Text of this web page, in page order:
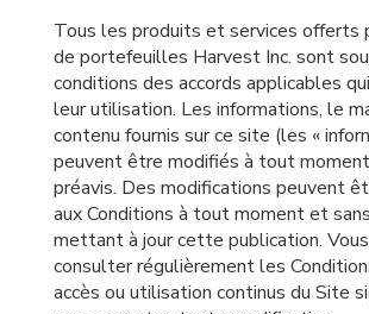
Tous les produits et services offerts
de portefeuilles Harvest Inc. sont
conditions des accords applicables
leur utilisation. Les informations, le
contenu fournis sur ce site (les «
peuvent être modifiés à tout
préavis. Des modifications peuvent
aux Conditions à tout moment et
mettant à jour cette publication.
consulter régulièrement les
accès ou utilisation continus du Site